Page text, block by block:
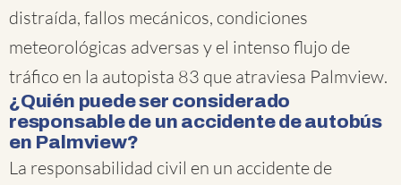
distraída, fallos mecánicos, condiciones
meteorológicas adversas y el intenso flujo de
tráfico en la autopista 83 que atraviesa Palmview.
¿Quién puede ser considerado
responsable de un accidente de autobús
en Palmview?
La responsabilidad civil en un accidente de